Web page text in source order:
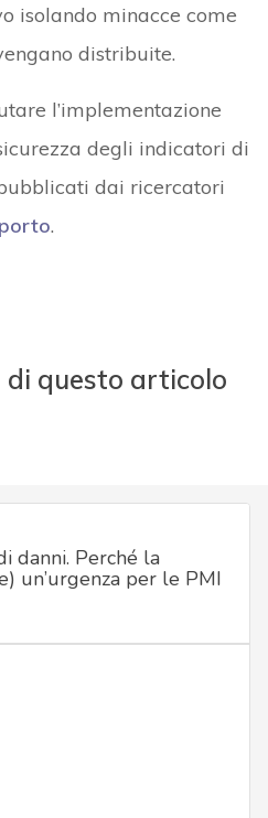
isolando minacce come
distribuite.
l’implementazione
degli indicatori di
dai ricercatori
.
questo articolo
danni. Perché la
un’urgenza per le PMI